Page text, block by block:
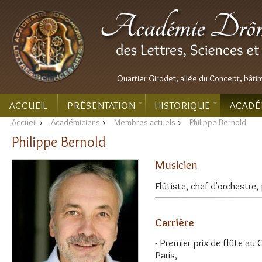
Quartier Girodet, allée du Concept,
ACCUEIL PRÉSENTATION HISTORIQUE
Accueil > Académiciens > Membres actuels > Philippe Bernold
Philippe Bernold
Musicien
Flûtiste, chef
Carrière
- Premier prix de flûte au
Paris,